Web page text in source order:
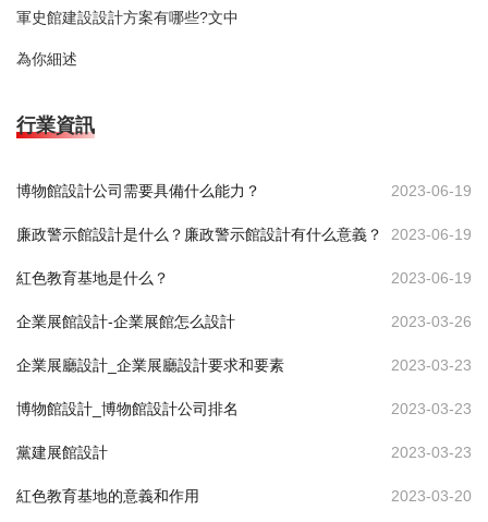
軍史館建設設計方案有哪些?文中
為你細述
行業資訊
博物館設計公司需要具備什么能力？ 2023-06-19
廉政警示館設計是什么？廉政警示館設計有什么意義？ 2023-06-19
紅色教育基地是什么？ 2023-06-19
企業展館設計-企業展館怎么設計 2023-03-26
企業展廳設計_企業展廳設計要求和要素 2023-03-23
博物館設計_博物館設計公司排名 2023-03-23
黨建展館設計 2023-03-23
紅色教育基地的意義和作用 2023-03-20